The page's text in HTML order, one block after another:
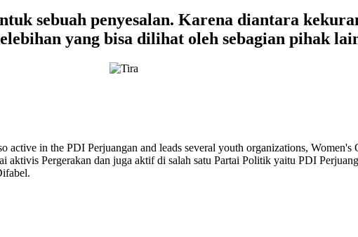
sebuah penyesalan. Karena diantara
yang bisa dilihat oleh sebagian pihak
in the PDI Perjuangan and leads several youth organizations,
aktivis Pergerakan dan juga aktif di salah satu Partai Politik yaitu PDI